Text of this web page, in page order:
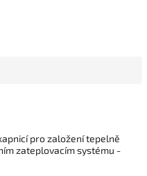
pro založení tepelně
zateplovacím systému -